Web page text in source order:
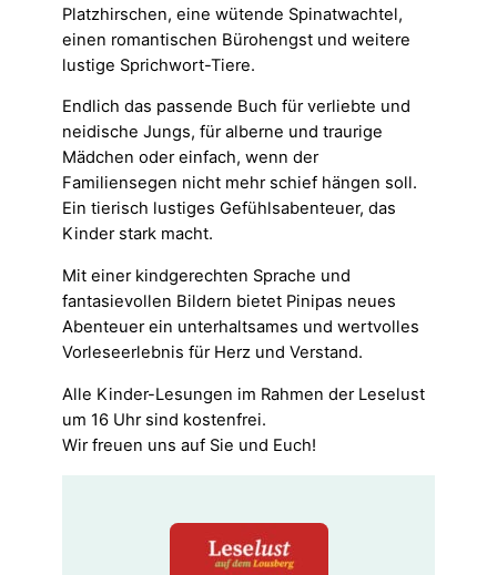
Platzhirschen, eine wütende Spinatwachtel,
einen romantischen Bürohengst und weitere
lustige Sprichwort-Tiere.
Endlich das passende Buch für verliebte und
neidische Jungs, für alberne und traurige
Mädchen oder einfach, wenn der
Familiensegen nicht mehr schief hängen soll.
Ein tierisch lustiges Gefühlsabenteuer, das
Kinder stark macht.
Mit einer kindgerechten Sprache und
fantasievollen Bildern bietet Pinipas neues
Abenteuer ein unterhaltsames und wertvolles
Vorleseerlebnis für Herz und Verstand.
Alle Kinder-Lesungen im Rahmen der Leselust
um 16 Uhr sind kostenfrei.
Wir freuen uns auf Sie und Euch!